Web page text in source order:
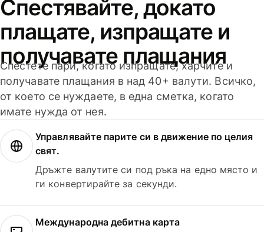
Спестявайте, докато
плащате, изпращате и
получавате плащания
Спестете пари, когато изпращате, харчите и
получавате плащания в над 40+ валути. Всичко,
от което се нуждаете, в една сметка, когато
имате нужда от нея.
Управлявайте парите си в движение по целия
свят.
Дръжте валутите си под ръка на едно място и
ги конвертирайте за секунди.
Международна дебитна карта